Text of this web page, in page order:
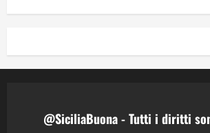
@SiciliaBuona - Tutti i diritti